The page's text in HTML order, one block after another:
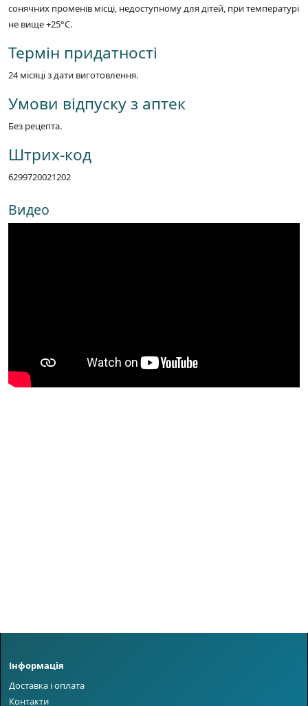
сонячних променів місці, недоступному для дітей, при температурі
не вище +25°C.
Термін придатності
24 місяці з дати виготовлення.
Умови відпуску з аптек
Без рецепта.
Штрих-код
6299720021202
Видео
Інформація
Доставка і оплата
Контакти